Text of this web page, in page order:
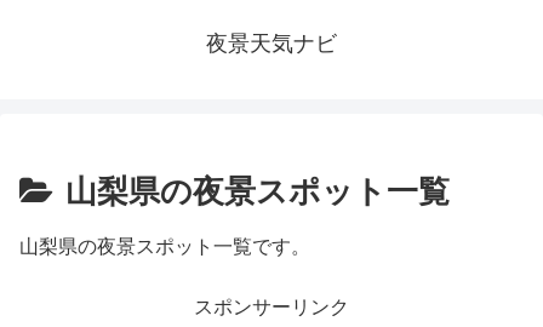
夜景天気ナビ
山梨県の夜景スポット一覧
山梨県の夜景スポット一覧です。
スポンサーリンク